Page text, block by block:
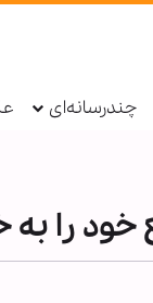
چندرسانه‌ای
را به